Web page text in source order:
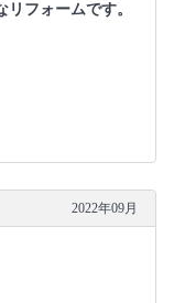
フォームです。
2022年09月